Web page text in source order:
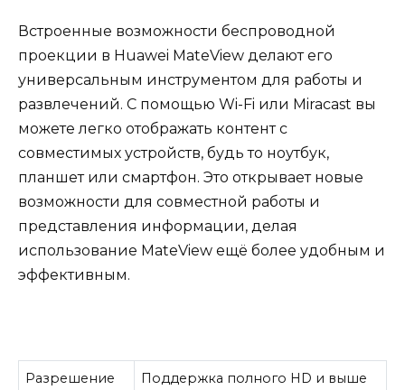
Встроенные возможности беспроводной
проекции в Huawei MateView делают его
универсальным инструментом для работы и
развлечений. С помощью Wi-Fi или Miracast вы
можете легко отображать контент с
совместимых устройств, будь то ноутбук,
планшет или смартфон. Это открывает новые
возможности для совместной работы и
представления информации, делая
использование MateView ещё более удобным и
эффективным.
Разрешение Поддержка полного HD и выше